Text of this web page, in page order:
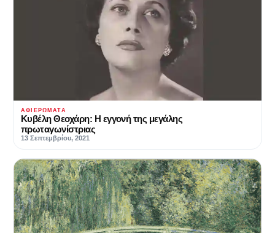
ΑΦΙΕΡΏΜΑΤΑ
Κυβέλη Θεοχάρη: Η εγγονή της μεγάλης
πρωταγωνίστριας
13 Σεπτεμβρίου, 2021